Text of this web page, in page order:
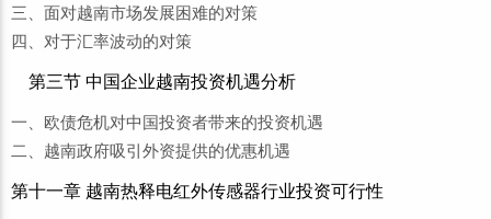
三、面对越南市场发展困难的对策
四、对于汇率波动的对策
第三节 中国企业越南投资机遇分析
一、欧债危机对中国投资者带来的投资机遇
二、越南政府吸引外资提供的优惠机遇
第十一章 越南热释电红外传感器行业投资可行性